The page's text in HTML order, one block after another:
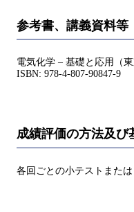
参考書、講義資料等
電気化学 – 基礎と応用（東
ISBN: 978-4-807-90847-9
成績評価の方法及び
各回ごとの小テストまた